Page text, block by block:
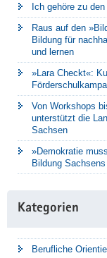
Ich gehöre zu
Raus auf den
Bildung für
und lernen
»Lara Checkt«:
Von Workshops
unterstützt die
Sachsen
»Demokratie
Bildung
Kategorien
Berufliche